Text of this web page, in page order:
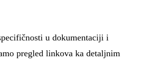
u dokumentaciji i
pregled linkova ka detaljnim